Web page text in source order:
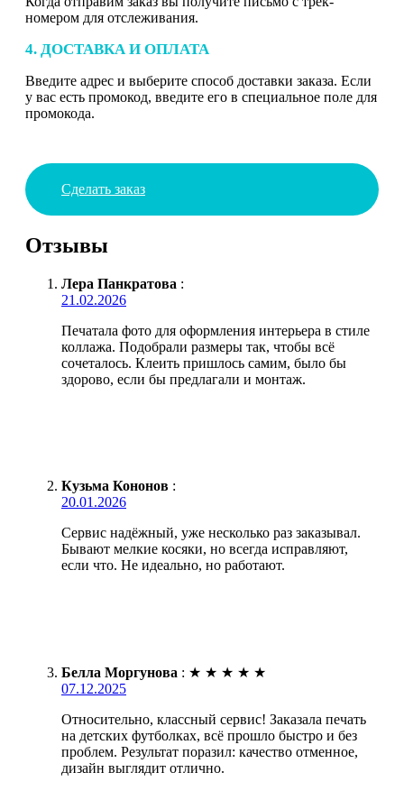
номером для отслеживания.
4. ДОСТАВКА И ОПЛАТА
Введите адрес и выберите способ доставки заказа. Если
у вас есть промокод, введите его в специальное поле для
промокода.
Сделать заказ
Отзывы
Лера Панкратова :
21.02.2026
Печатала фото для оформления интерьера в стиле
коллажа. Подобрали размеры так, чтобы всё
сочеталось. Клеить пришлось самим, было бы
здорово, если бы предлагали и монтаж.
Кузьма Кононов :
20.01.2026
Сервис надёжный, уже несколько раз заказывал.
Бывают мелкие косяки, но всегда исправляют,
если что. Не идеально, но работают.
Белла Моргунова : ★ ★ ★ ★ ★
07.12.2025
Относительно, классный сервис! Заказала печать
на детских футболках, всё прошло быстро и без
проблем. Результат поразил: качество отменное,
дизайн выглядит отлично.